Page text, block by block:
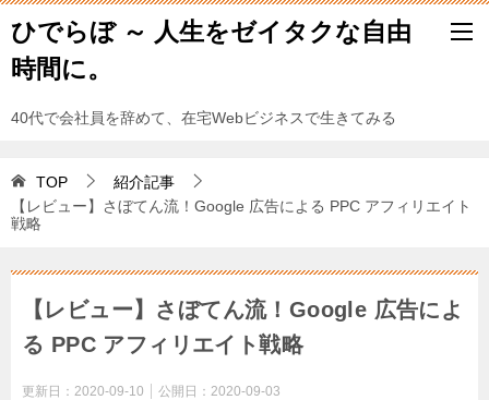
ひでらぼ ～ 人生をゼイタクな自由
時間に。
40代で会社員を辞めて、在宅Webビジネスで生きてみる
TOP
紹介記事
【レビュー】さぼてん流！Google 広告による PPC アフィリエイト
戦略
【レビュー】さぼてん流！Google 広告によ
る PPC アフィリエイト戦略
更新日： 2020-09-10 公開日： 2020-09-03